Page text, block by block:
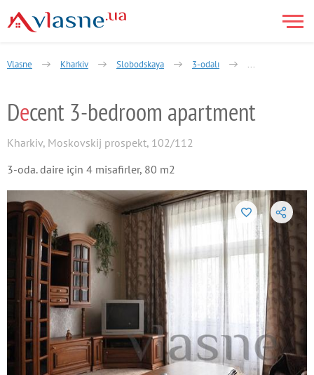
Vlasne Kharkiv Slobodskaya 3-odalı Moskovsky
Decent 3-bedroom apartment
Kharkiv, Moskovskij prospekt, 102/112
3-oda. daire için 4 misafirler, 80 m2